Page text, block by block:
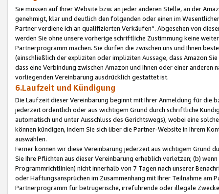
Sie müssen auf Ihrer Website bzw. an jeder anderen Stelle, an der
genehmigt, klar und deutlich den folgenden oder einen im
Partner verdiene ich an qualifizierten Verkäufen“. Abgesehen von
werden Sie ohne unsere vorherige schriftliche Zustimmung keine
Partnerprogramm machen. Sie dürfen die zwischen uns und Ihnen
(einschließlich der expliziten oder impliziten Aussage, dass Amazon
dass eine Verbindung zwischen Amazon und Ihnen oder einer
vorliegenden Vereinbarung ausdrücklich gestattet ist.
6.Laufzeit und Kündigung
Die Laufzeit dieser Vereinbarung beginnt mit Ihrer Anmeldung für die
jederzeit ordentlich oder aus wichtigem Grund durch schriftliche
automatisch und unter Ausschluss des Gerichtswegs), wobei eine
können kündigen, indem Sie sich über die Partner-Website in Ihrem
auswählen.
Ferner können wir diese Vereinbarung jederzeit aus wichtigem Grund
Sie Ihre Pflichten aus dieser Vereinbarung erheblich verletzen; (b)
Programmrichtlinien) nicht innerhalb von 7 Tagen nach unserer
oder Haftungsansprüchen im Zusammenhang mit Ihrer Teilnahme am
Partnerprogramm für betrügerische, irreführende oder illegale